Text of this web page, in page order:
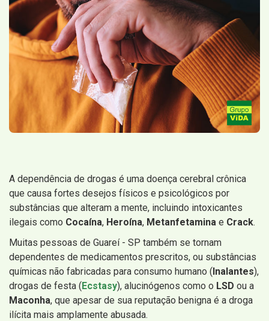
A dependência de drogas é uma doença cerebral crônica
que causa fortes desejos físicos e psicológicos por
substâncias que alteram a mente, incluindo intoxicantes
ilegais como Cocaína, Heroína, Metanfetamina e Crack.
Muitas pessoas de Guareí - SP também se tornam
dependentes de medicamentos prescritos, ou substâncias
químicas não fabricadas para consumo humano (Inalantes),
drogas de festa (Ecstasy), alucinógenos como o LSD ou a
Maconha, que apesar de sua reputação benigna é a droga
ilícita mais amplamente abusada.